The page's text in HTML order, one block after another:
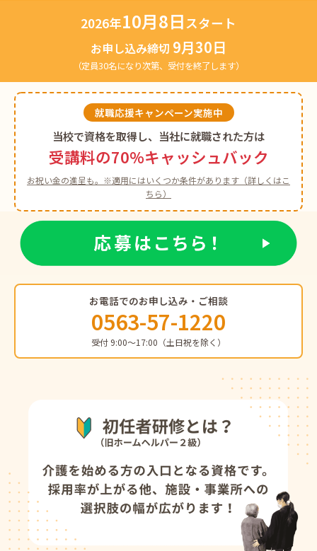
2026年10月8日スタート
お申し込み締切 9月30日
（定員30名になり次第、受付を終了します）
就職応援キャンペーン実施中
当校で資格を取得し、当社に就職された方は
受講料の70%キャッシュバック
お祝い金の進呈も。※適用にはいくつか条件があります（詳しくはこ
ちら）
お電話でのお申し込み・ご相談
0563-57-1220
受付 9:00〜17:00（土日祝を除く）